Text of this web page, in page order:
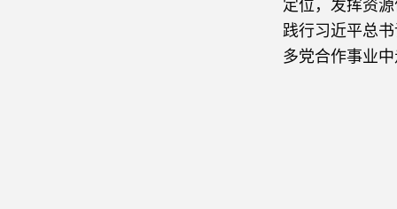
定位，发挥资
践行习近平总书
多党合作事业